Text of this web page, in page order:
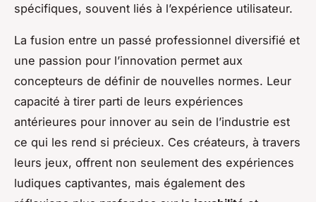
spécifiques, souvent liés à l’expérience utilisateur.
La fusion entre un passé professionnel diversifié et
une passion pour l’innovation permet aux
concepteurs de définir de nouvelles normes. Leur
capacité à tirer parti de leurs expériences
antérieures pour innover au sein de l’industrie est
ce qui les rend si précieux. Ces créateurs, à travers
leurs jeux, offrent non seulement des expériences
ludiques captivantes, mais également des